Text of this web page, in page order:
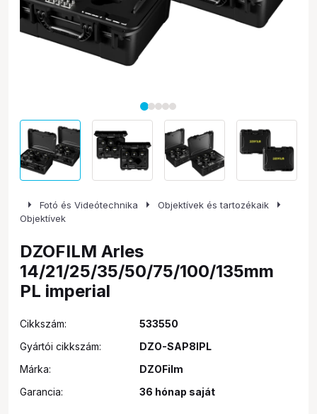
arrow_right Fotó és Videótechnika arrow_right Objektívek és tartozékaik arrow_right
Objektívek
DZOFILM Arles
14/21/25/35/50/75/100/135mm
PL imperial
Cikkszám:
533550
Gyártói cikkszám:
DZO-SAP8IPL
Márka:
DZOFilm
Garancia:
36 hónap saját